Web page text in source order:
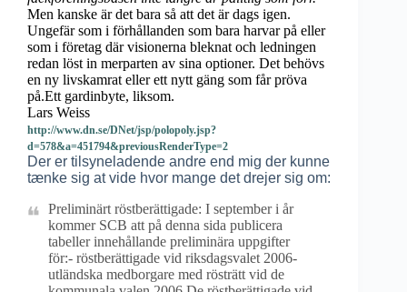
Men kanske är det bara så att det är dags igen.
Ungefär som i förhållanden som bara harvar på eller
som i företag där visionerna bleknat och ledningen
redan löst in merparten av sina optioner. Det behövs
en ny livskamrat eller ett nytt gäng som får pröva
på.Ett gardinbyte, liksom.
Lars Weiss
http://www.dn.se/DNet/jsp/polopoly.jsp?
d=578&a=451794&previousRenderType=2
Der er tilsyneladende andre end mig der kunne
tænke sig at vide hvor mange det drejer sig om:
Preliminärt röstberättigade: I september i år
kommer SCB att på denna sida publicera
tabeller innehållande preliminära uppgifter
för:- röstberättigade vid riksdagsvalet 2006-
utländska medborgare med rösträtt vid de